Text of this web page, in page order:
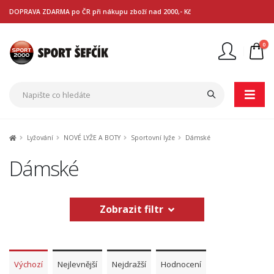
DOPRAVA ZDARMA po ČR při nákupu zboží nad 2000,- Kč
0
Lyžování NOVÉ LYŽE A BOTY Sportovní lyže Dámské
Dámské
Zobrazit filtr
Výchozí Nejlevnější Nejdražší Hodnocení